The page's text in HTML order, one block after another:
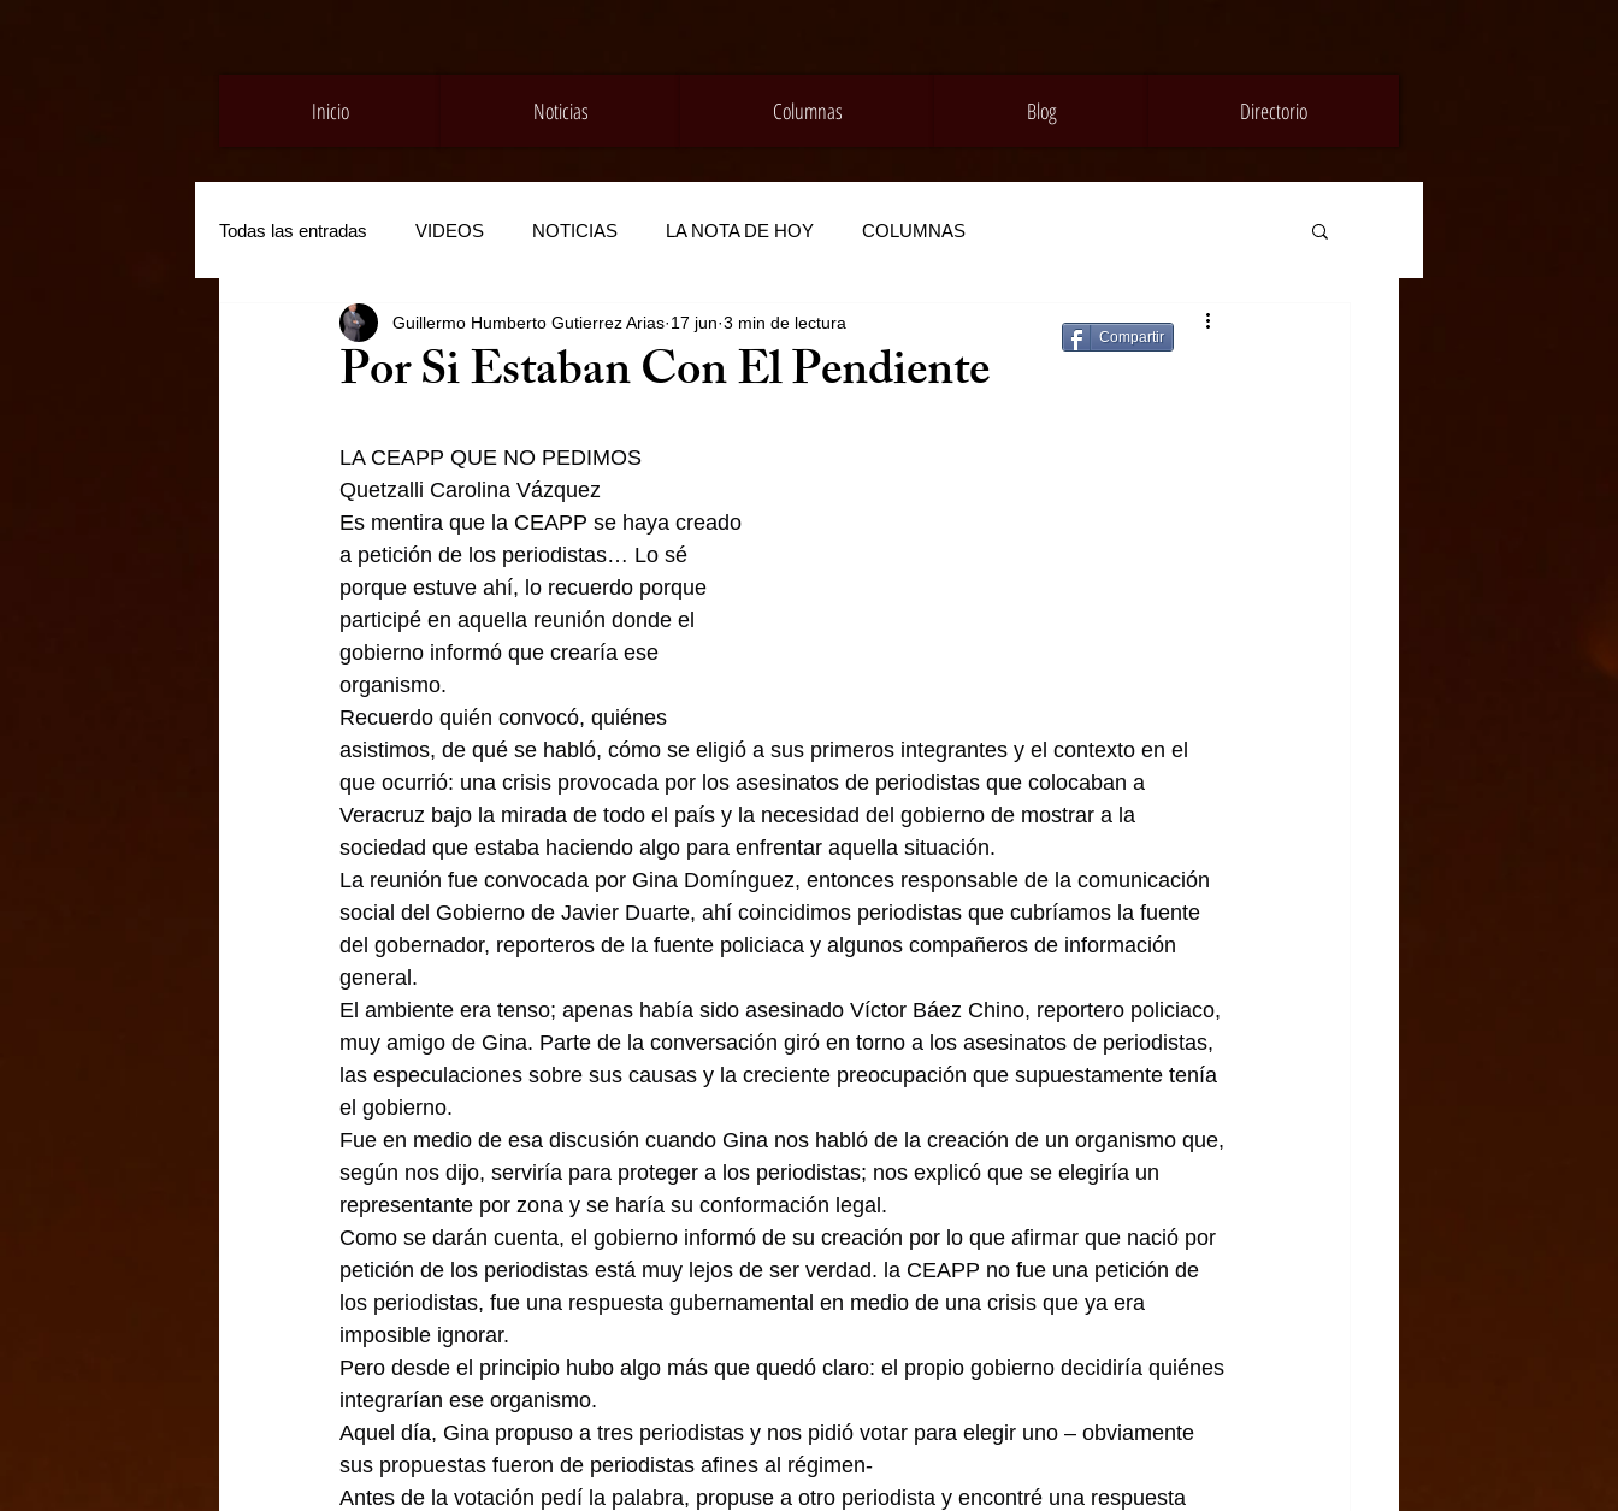
Inicio Noticias Columnas Blog Directorio
Todas las entradas VIDEOS NOTICIAS LA NOTA DE HOY COLUMNAS
Por Si Estaban Con El Pendiente
Guillermo Humberto Gutierrez Arias 17 jun 3 min de lectura
LA CEAPP QUE NO PEDIMOS
Quetzalli Carolina Vázquez
Es mentira que la CEAPP se haya creado
a petición de los periodistas… Lo sé
porque estuve ahí, lo recuerdo porque
participé en aquella reunión donde el
gobierno informó que crearía ese
organismo.
Recuerdo quién convocó, quiénes
asistimos, de qué se habló, cómo se eligió a sus primeros integrantes y el contexto en el
que ocurrió: una crisis provocada por los asesinatos de periodistas que colocaban a
Veracruz bajo la mirada de todo el país y la necesidad del gobierno de mostrar a la
sociedad que estaba haciendo algo para enfrentar aquella situación.
La reunión fue convocada por Gina Domínguez, entonces responsable de la comunicación
social del Gobierno de Javier Duarte, ahí coincidimos periodistas que cubríamos la fuente
del gobernador, reporteros de la fuente policiaca y algunos compañeros de información
general.
El ambiente era tenso; apenas había sido asesinado Víctor Báez Chino, reportero policiaco,
muy amigo de Gina. Parte de la conversación giró en torno a los asesinatos de periodistas,
las especulaciones sobre sus causas y la creciente preocupación que supuestamente tenía
el gobierno.
Fue en medio de esa discusión cuando Gina nos habló de la creación de un organismo que,
según nos dijo, serviría para proteger a los periodistas; nos explicó que se elegiría un
representante por zona y se haría su conformación legal.
Como se darán cuenta, el gobierno informó de su creación por lo que afirmar que nació por
petición de los periodistas está muy lejos de ser verdad. la CEAPP no fue una petición de
los periodistas, fue una respuesta gubernamental en medio de una crisis que ya era
imposible ignorar.
Pero desde el principio hubo algo más que quedó claro: el propio gobierno decidiría quiénes
integrarían ese organismo.
Aquel día, Gina propuso a tres periodistas y nos pidió votar para elegir uno – obviamente
sus propuestas fueron de periodistas afines al régimen-
Antes de la votación pedí la palabra, propuse a otro periodista y encontré una respuesta
Compartir